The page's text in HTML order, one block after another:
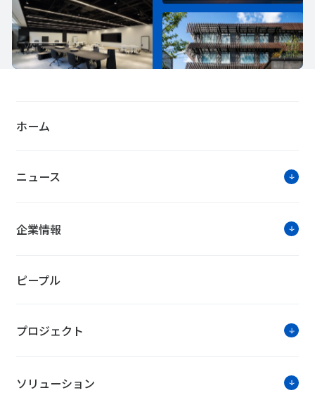
ホーム
ニュース
企業情報
ピープル
プロジェクト
ソリューション